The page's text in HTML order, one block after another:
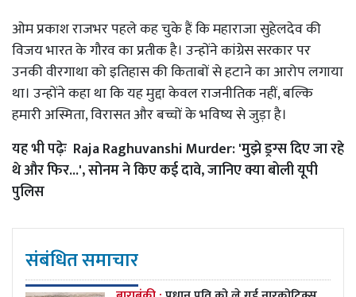
ओम प्रकाश राजभर पहले कह चुके हैं कि महाराजा सुहेलदेव की
विजय भारत के गौरव का प्रतीक है। उन्होंने कांग्रेस सरकार पर
उनकी वीरगाथा को इतिहास की किताबों से हटाने का आरोप लगाया
था। उन्होंने कहा था कि यह मुद्दा केवल राजनीतिक नहीं, बल्कि
हमारी अस्मिता, विरासत और बच्चों के भविष्य से जुड़ा है।
यह भी पढ़ेः Raja Raghuvanshi Murder: 'मुझे ड्रग्स दिए जा रहे
थे और फिर...', सोनम ने किए कई दावे, जानिए क्या बोली यूपी
पुलिस
संबंधित समाचार